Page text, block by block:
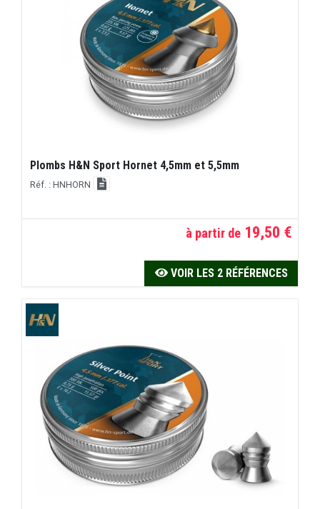
Plombs H&N Sport Hornet 4,5mm et 5,5mm
Réf. : HNHORN
à partir de 19,50 €
VOIR LES 2 RÉFÉRENCES